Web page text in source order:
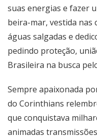
suas energias e fazer
beira-mar, vestida nas
águas salgadas e
pedindo proteção,
Brasileira na busca
Sempre apaixonada
do Corinthians
que conquistava
animadas